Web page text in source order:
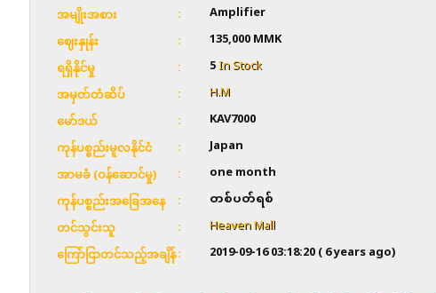
အမျိုးအစား Amplifier
ဈေးနှုန်း 135,000MMK
ရရှိနိုင်မှု 5In Stock
အမှတ်တံဆိပ် H.M
မော်ဒယ် KAV7000
ကုန်ပစ္စည်းမူလနိုင်ငံ Japan
အာမခံ (ဝန်ဆောင်မှု) one month
ကုန်ပစ္စည်းအခြေအနေ တစ်ပတ်ရစ်
တင်သွင်းသူ Heaven Mall
ကြော်ငြာတင်သည့်အချိန် 2019-09-16 03:18:20( 6 years ago)